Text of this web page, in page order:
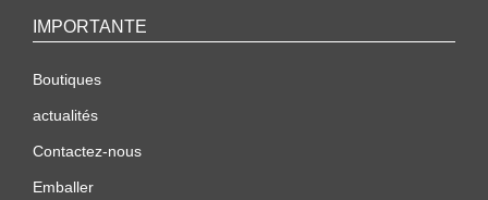
IMPORTANTE
Boutiques
actualités
Contactez-nous
Emballer